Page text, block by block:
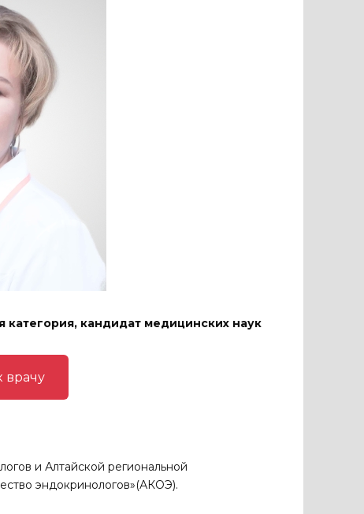
кандидат медицинских наук
врачу
и Алтайской региональной
эндокринологов»(АКОЭ).